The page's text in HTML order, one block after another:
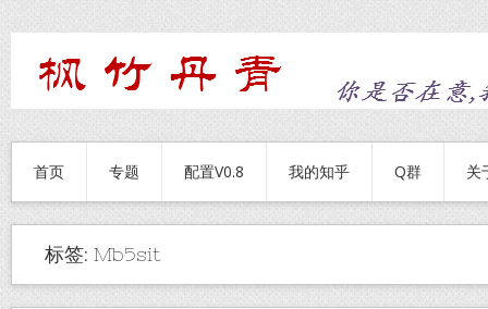
首页 专题 配置V0.8 我的知乎 Q群 关
标签: Mb5sit